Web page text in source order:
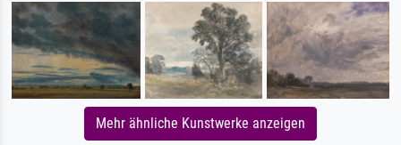
Mehr ähnliche Kunstwerke anzeigen